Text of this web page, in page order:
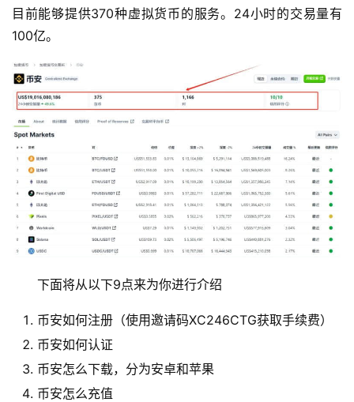
目前能够提供370种虚拟货币的服务。24小时的交易量有
100亿。
下面将从以下9点来为你进行介绍
币安如何注册（使用邀请码XC246CTG获取手续费）
币安如何认证
币安怎么下载，分为安卓和苹果
币安怎么充值